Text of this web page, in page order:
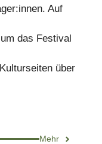
Auf
das Festival
über
Mehr